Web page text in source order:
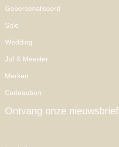
Gepersonaliseerd
Sale
Wedding
Juf & Meester
Merken
Cadeaubon
Ontvang onze nieuwsbrief